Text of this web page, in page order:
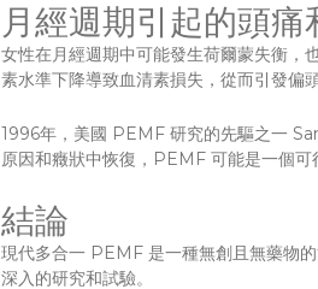
月經週期引起的頭痛
女性在月經週期中可能發生荷爾蒙失衡，
素水準下降導致血清素損失，從而引發偏
1996年，美國 PEMF 研究的先驅之一
原因和癥狀中恢復，PEMF 可能是一個可
結論
現代多合一 PEMF 是一種無創且無藥物
深入的研究和試驗。